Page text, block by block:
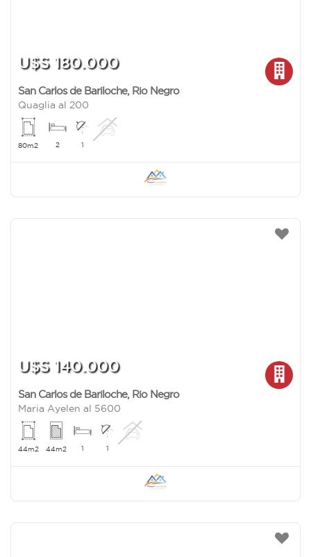
U$S 180.000
San Carlos de Bariloche, Rio Negro
Quaglia al 200
80m2 2 1
U$S 140.000
San Carlos de Bariloche, Rio Negro
Maria Ayelen al 5600
44m2 44m2 1 1